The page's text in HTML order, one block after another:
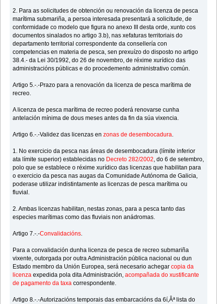
2. Para as solicitudes de obtención ou renovación da licenza de pesca
marítima submariña, a persoa interesada presentará a solicitude, de
conformidade co modelo que figura no anexo III desta orde, xunto cos
documentos sinalados no artigo 3.b), nas xefaturas territoriais do
departamento territorial correspondente da consellería con
competencias en materia de pesca, sen prexuízo do disposto no artigo
38.4.- da Lei 30/1992, do 26 de novembro, de réxime xurídico das
administracións públicas e do procedemento administrativo común.
Artigo 5.-.-Prazo para a renovación da licenza de pesca marítima de
recreo.
A licenza de pesca marítima de recreo poderá renovarse cunha
antelación mínima de dous meses antes da fin da súa vixencia.
Artigo 6.-.-Validez das licenzas enzonas de desembocadura.
1. No exercicio da pesca nas áreas de desembocadura (límite inferior
ata límite superior) establecidas no Decreto 282/2002, do 6 de setembro,
polo que se establece o réxime xurídico das licenzas que habilitan para
o exercicio da pesca nas augas da Comunidade Autónoma de Galicia,
poderase utilizar indistintamente as licenzas de pesca marítima ou
fluvial.
2. Ambas licenzas habilitan, nestas zonas, para a pesca tanto das
especies marítimas como das fluviais non anádromas.
Artigo 7.-.-Convalidacións.
Para a convalidación dunha licenza de pesca de recreo submariña
vixente, outorgada por outra Administración pública nacional ou dun
Estado membro da Unión Europea, será necesario achegarcopia da
licenza expedida pola dita Administración,acompañada do xustificante
de pagamento da taxa correspondente.
Artigo 8.-.-Autorizacións temporais das embarcacións da 6í‚Âª lista do